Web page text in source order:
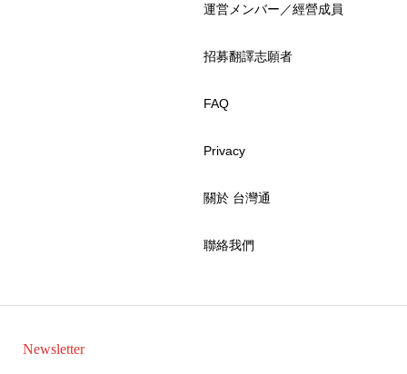
運営メンバー／經營成員
招募翻譯志願者
FAQ
Privacy
關於 台灣通
聯絡我們
Newsletter